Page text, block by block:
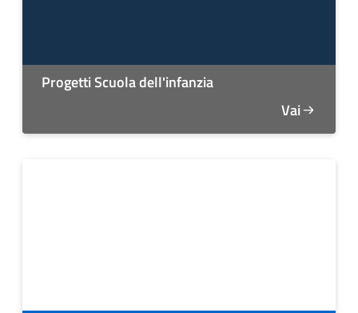
Progetti Scuola dell'infanzia
Vai